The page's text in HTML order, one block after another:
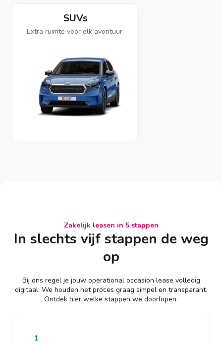
SUVs
Extra ruimte voor elk avontuur.
Zakelijk leasen in 5 stappen
In slechts vijf stappen de weg
op
Bij ons regel je jouw operational occasion lease volledig
digitaal. We houden het proces graag simpel en transparant.
Ontdek hier welke stappen we doorlopen.
1